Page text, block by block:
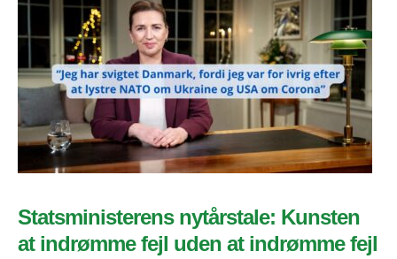
Statsministerens nytårstale: Kunsten
at indrømme fejl uden at indrømme fejl